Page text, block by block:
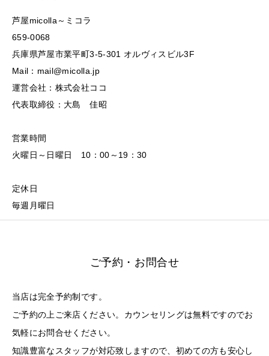
芦屋micolla～ミコラ
659-0068
兵庫県芦屋市業平町3-5-301 オルヴィスビル3F
Mail：mail@micolla.jp
運営会社：株式会社ココ
代表取締役：大島 佳昭
営業時間
火曜日～日曜日 10：00～19：30
定休日
毎週月曜日
ご予約・お問合せ
当店は完全予約制です。
ご予約の上ご来店ください。カウンセリングは無料ですのでお
気軽にお問合せください。
知識豊富なスタッフが対応致しますので、初めての方も安心し